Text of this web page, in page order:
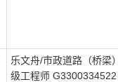
乐文舟/市政道路（桥梁
级工程师 G3300334522